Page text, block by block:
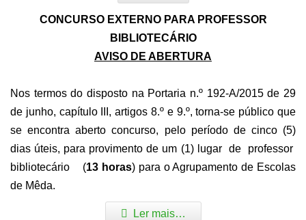
CONCURSO EXTERNO PARA PROFESSOR
BIBLIOTECÁRIO
AVISO DE ABERTURA
Nos termos do disposto na Portaria n.º 192-A/2015 de 29
de junho, capítulo III, artigos 8.º e 9.º, torna-se público que
se encontra aberto concurso, pelo período de cinco (5)
dias úteis, para provimento de um (1) lugar de professor
bibliotecário (13 horas) para o Agrupamento de Escolas
de Mêda.
Ler mais…